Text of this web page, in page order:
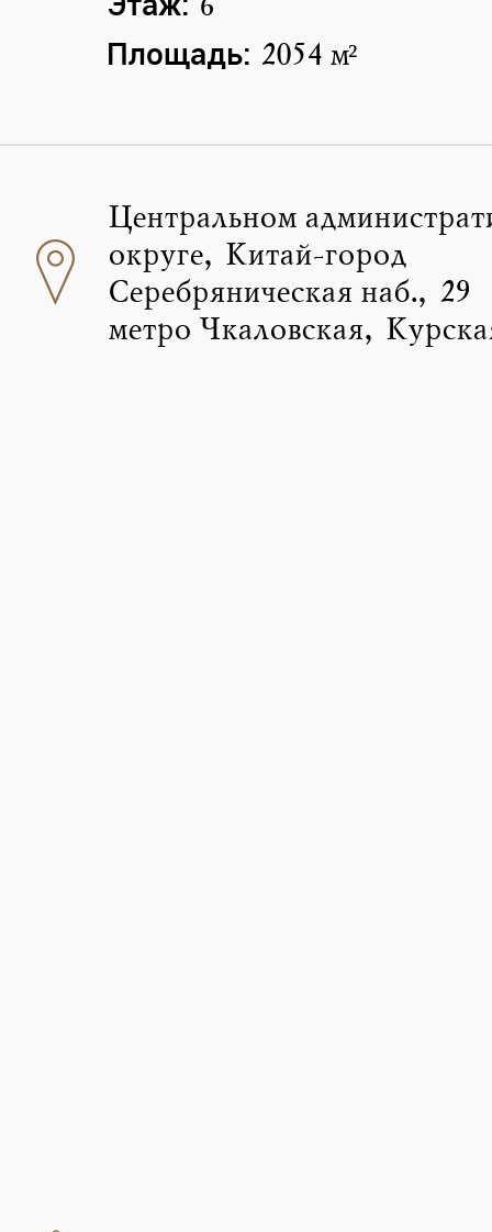
6
Площадь: 2054 м²
Центральном
округе, Китай-город
Серебряническая наб., 29
метро Чкаловская,